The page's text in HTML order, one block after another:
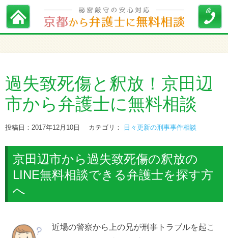
過失致死傷と釈放！京田辺
市から弁護士に無料相談
投稿日：2017年12月10日 カテゴリ： 日々更新の刑事事件相談
京田辺市から過失致死傷の釈放の
LINE無料相談できる弁護士を探す方
へ
近場の警察から上の兄が刑事トラブルを起こ